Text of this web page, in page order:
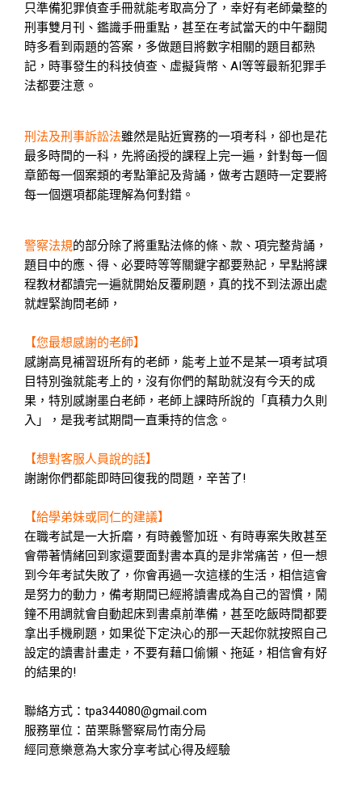
只準備犯罪偵查手冊就能考取高分了，幸好有老師彙整的
刑事雙月刊、鑑識手冊重點，甚至在考試當天的中午翻閱
時多看到兩題的答案，多做題目將數字相關的題目都熟
記，時事發生的科技偵查、虛擬貨幣、AI等等最新犯罪手
法都要注意。
刑法及刑事訴訟法雖然是貼近實務的一項考科，卻也是花
最多時間的一科，先將函授的課程上完一遍，針對每一個
章節每一個案類的考點筆記及背誦，做考古題時一定要將
每一個選項都能理解為何對錯。
警察法規的部分除了將重點法條的條、款、項完整背誦，
題目中的應、得、必要時等等關鍵字都要熟記，早點將課
程教材都讀完一遍就開始反覆刷題，真的找不到法源出處
就趕緊詢問老師，
【您最想感謝的老師】
感謝高見補習班所有的老師，能考上並不是某一項考試項
目特別強就能考上的，沒有你們的幫助就沒有今天的成
果，特別感謝墨白老師，老師上課時所說的「真積力久則
入」，是我考試期間一直秉持的信念。
【想對客服人員說的話】
謝謝你們都能即時回復我的問題，辛苦了!
【給學弟妹或同仁的建議】
在職考試是一大折磨，有時義警加班、有時專案失敗甚至
會帶著情緒回到家還要面對書本真的是非常痛苦，但一想
到今年考試失敗了，你會再過一次這樣的生活，相信這會
是努力的動力，備考期間已經將讀書成為自己的習慣，鬧
鐘不用調就會自動起床到書桌前準備，甚至吃飯時間都要
拿出手機刷題，如果從下定決心的那一天起你就按照自己
設定的讀書計畫走，不要有藉口偷懶、拖延，相信會有好
的結果的!
聯絡方式：tpa344080@gmail.com
服務單位：苗栗縣警察局竹南分局
​經同意樂意為大家分享考試心得及經驗